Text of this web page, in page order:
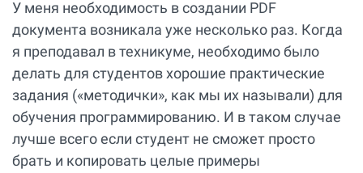
У меня необходимость в создании PDF
документа возникала уже несколько раз. Когда
я преподавал в техникуме, необходимо было
делать для студентов хорошие практические
задания («методички», как мы их называли) для
обучения программированию. И в таком случае
лучше всего если студент не сможет просто
брать и копировать целые примеры